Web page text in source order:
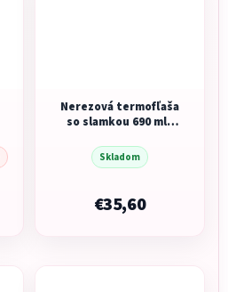
Nerezová termofľaša
so slamkou 690 ml -
Skladom
€35,60